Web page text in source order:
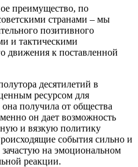
преимущество, по
странами – мы
позитивного
и тактическими
движения к поставленной
десятилетий в
ресурсом для
получила от общества
он дает возможность
и вязкую политику
события сильно и
зачастую на эмоциональном
реакции.